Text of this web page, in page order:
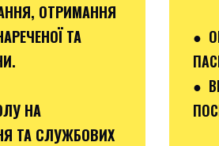
ОТРИМАННЯ
ТА
НА
ТА СЛУЖБОВИХ
●
●